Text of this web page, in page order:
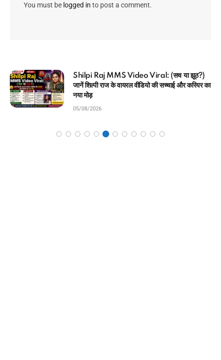
You must be logged in to post a comment.
का
MP Kisan Kalyan Yojana 2026 List:
सौगात! CM मोहन यादव ने ट्रांसफर किए ₹3308
यहाँ देखें स्टेटस
05/08/2026